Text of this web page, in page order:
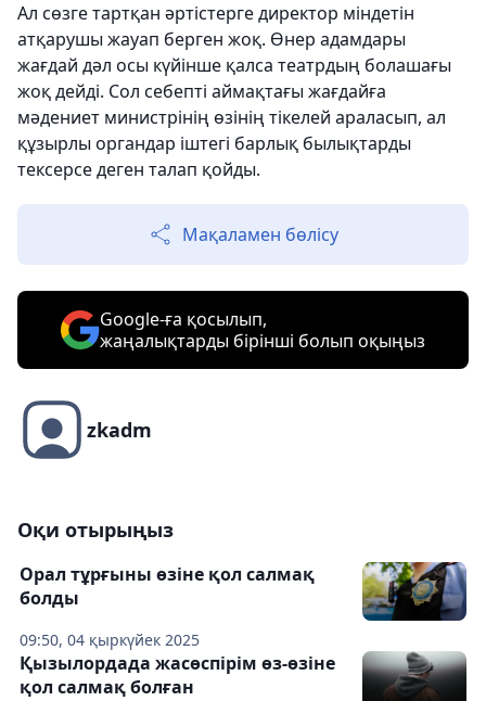
Ал сөзге тартқан әртістерге директор міндетін
атқарушы жауап берген жоқ. Өнер адамдары
жағдай дәл осы күйінше қалса театрдың болашағы
жоқ дейді. Сол себепті аймақтағы жағдайға
мәдениет министрінің өзінің тікелей араласып, ал
құзырлы органдар іштегі барлық былықтарды
тексерсе деген талап қойды.
Мақаламен бөлісу
Google-ға қосылып,
жаңалықтарды бірінші болып оқыңыз
zkadm
Оқи отырыңыз
09:50, 04 қыркүйек 2025
Орал тұрғыны өзіне қол салмақ
болды
Қызылордада жасөспірім өз-өзіне
қол салмақ болған